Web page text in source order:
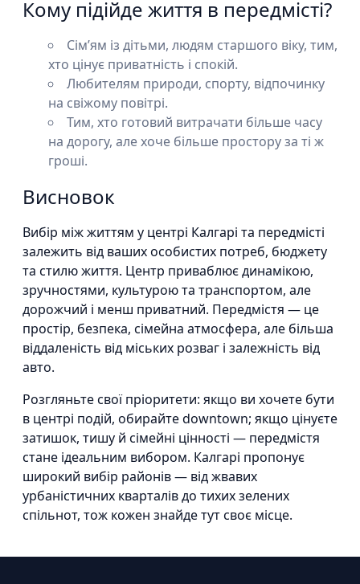
Кому підійде життя в передмісті?
Сім’ям із дітьми, людям старшого віку, тим,
хто цінує приватність і спокій.
Любителям природи, спорту, відпочинку
на свіжому повітрі.
Тим, хто готовий витрачати більше часу
на дорогу, але хоче більше простору за ті ж
гроші.
Висновок
Вибір між життям у центрі Калгарі та передмісті
залежить від ваших особистих потреб, бюджету
та стилю життя. Центр приваблює динамікою,
зручностями, культурою та транспортом, але
дорожчий і менш приватний. Передмістя — це
простір, безпека, сімейна атмосфера, але більша
віддаленість від міських розваг і залежність від
авто.
Розгляньте свої пріоритети: якщо ви хочете бути
в центрі подій, обирайте downtown; якщо цінуєте
затишок, тишу й сімейні цінності — передмістя
стане ідеальним вибором. Калгарі пропонує
широкий вибір районів — від жвавих
урбаністичних кварталів до тихих зелених
спільнот, тож кожен знайде тут своє місце.